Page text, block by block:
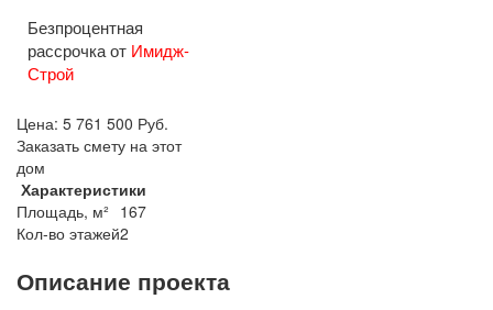
Безпроцентная
рассрочка от Имидж-
Строй
Цена: 5 761 500 Руб.
Заказать смету на этот
дом
Характеристики
Площадь, м² 167
Кол-во этажей2
Описание проекта